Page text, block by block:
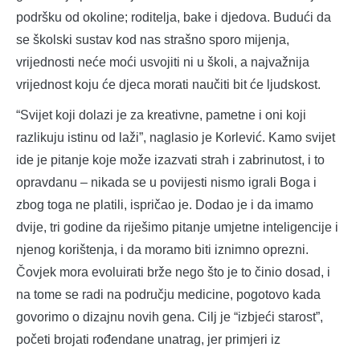
podršku od okoline; roditelja, bake i djedova. Budući da
se školski sustav kod nas strašno sporo mijenja,
vrijednosti neće moći usvojiti ni u školi, a najvažnija
vrijednost koju će djeca morati naučiti bit će ljudskost.
“Svijet koji dolazi je za kreativne, pametne i oni koji
razlikuju istinu od laži”, naglasio je Korlević. Kamo svijet
ide je pitanje koje može izazvati strah i zabrinutost, i to
opravdanu – nikada se u povijesti nismo igrali Boga i
zbog toga ne platili, ispričao je. Dodao je i da imamo
dvije, tri godine da riješimo pitanje umjetne inteligencije i
njenog korištenja, i da moramo biti iznimno oprezni.
Čovjek mora evoluirati brže nego što je to činio dosad, i
na tome se radi na području medicine, pogotovo kada
govorimo o dizajnu novih gena. Cilj je “izbjeći starost”,
početi brojati rođendane unatrag, jer primjeri iz